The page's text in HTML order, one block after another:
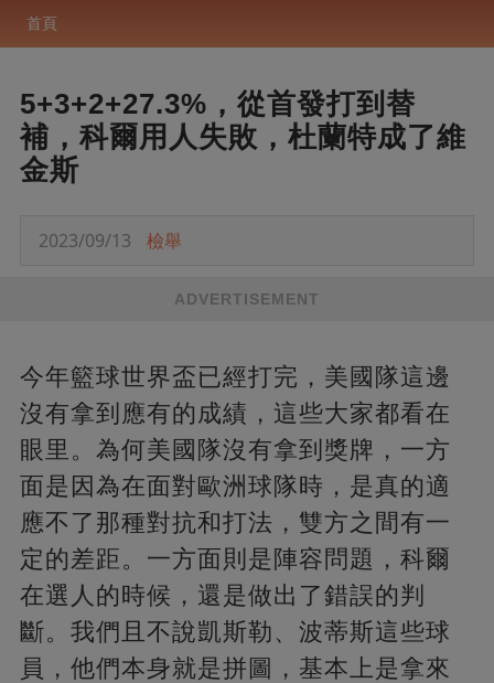
首頁
5+3+2+27.3%，從首發打到替
補，科爾用人失敗，杜蘭特成了維
金斯
2023/09/13 檢舉
ADVERTISEMENT
今年籃球世界盃已經打完，美國隊這邊
沒有拿到應有的成績，這些大家都看在
眼里。為何美國隊沒有拿到獎牌，一方
面是因為在面對歐洲球隊時，是真的適
應不了那種對抗和打法，雙方之間有一
定的差距。一方面則是陣容問題，科爾
在選人的時候，還是做出了錯誤的判
斷。我們且不說凱斯勒、波蒂斯這些球
員，他們本身就是拼圖，基本上是拿來